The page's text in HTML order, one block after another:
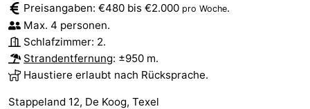
Preisangaben: €480 bis €2.000 pro Woche.
Max. 4 personen.
Schlafzimmer: 2.
Strandentfernung: ±950 m.
Haustiere erlaubt nach Rücksprache.
Stappeland 12, De Koog, Texel